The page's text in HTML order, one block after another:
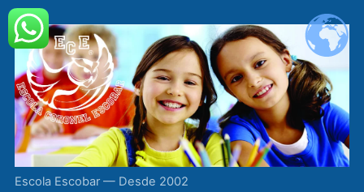
Escola Escobar — Desde 2002